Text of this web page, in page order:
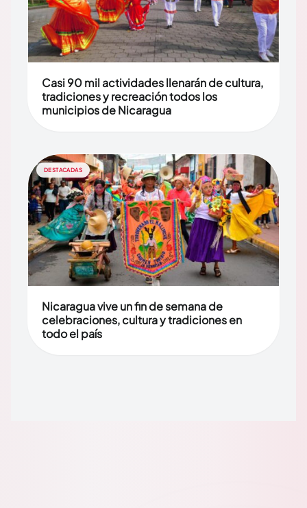
Casi 90 mil actividades llenarán de cultura,
tradiciones y recreación todos los
municipios de Nicaragua
DESTACADAS
Nicaragua vive un fin de semana de
celebraciones, cultura y tradiciones en
todo el país